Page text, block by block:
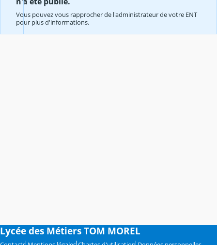
Vous pouvez vous rapprocher de l'administrateur de votre ENT
pour plus d'informations.
Lycée des Métiers TOM MOREL